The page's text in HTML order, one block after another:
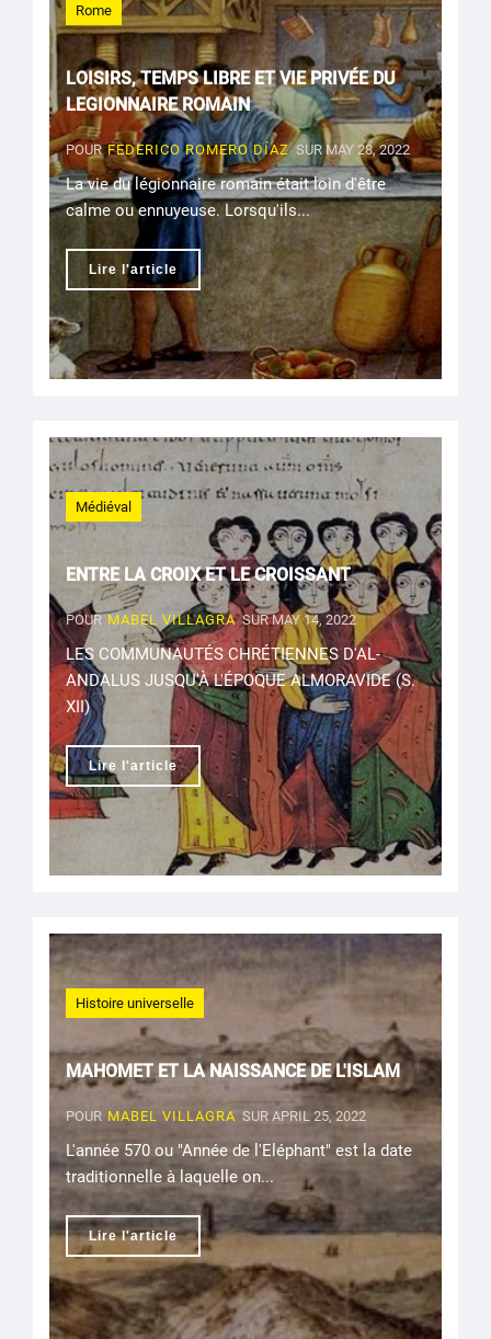
Rome
LOISIRS, TEMPS LIBRE ET VIE PRIVÉE DU
LEGIONNAIRE ROMAIN
POUR FEDERICO ROMERO DÍAZSUR MAY 28, 2022
La vie du légionnaire romain était loin d'être
calme ou ennuyeuse. Lorsqu'ils...
Lire l'article
Médiéval
ENTRE LA CROIX ET LE CROISSANT
POUR MABEL VILLAGRASUR MAY 14, 2022
LES COMMUNAUTÉS CHRÉTIENNES D'AL-
ANDALUS JUSQU'À L'ÉPOQUE ALMORAVIDE (S.
XII)
Lire l'article
Histoire universelle
MAHOMET ET LA NAISSANCE DE L'ISLAM
POUR MABEL VILLAGRA SUR APRIL 25, 2022
L'année 570 ou "Année de l'Eléphant" est la date
traditionnelle à laquelle on...
Lire l'article